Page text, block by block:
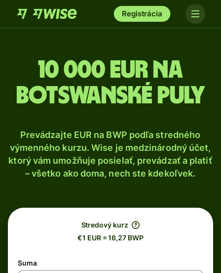
Registrácia
10 000 Eur na
botswanské puly
Prevádzajte EUR na BWP podľa stredného
výmenného kurzu. Wise je medzinárodný účet,
ktorý vám umožňuje posielať, prevádzať a platiť
– všetko ako doma, nech ste kdekoľvek.
Stredový kurz
€1 EUR = 16,27 BWP
Suma